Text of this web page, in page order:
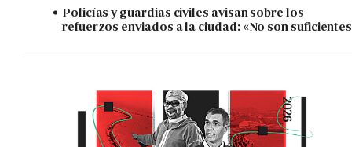
Policías y guardias civiles avisan sobre los
refuerzos enviados a la ciudad: «No son